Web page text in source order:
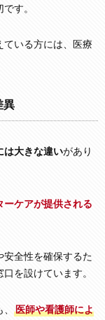
す。
ている方には、医療
異
は大きな違いがあり
ーケアが提供される
安全性を確保するた
を設けています。
医師や看護師によ